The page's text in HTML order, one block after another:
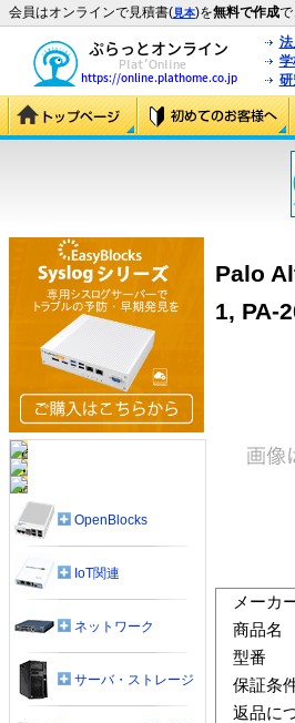
会員はオンラインで見積書(見本)を無料で作成
Palo
1, PA-
メーカ
商品名
型番
保証条
返品に
OpenBlocks
IoT関連
ネットワーク
サーバ・ストレージ